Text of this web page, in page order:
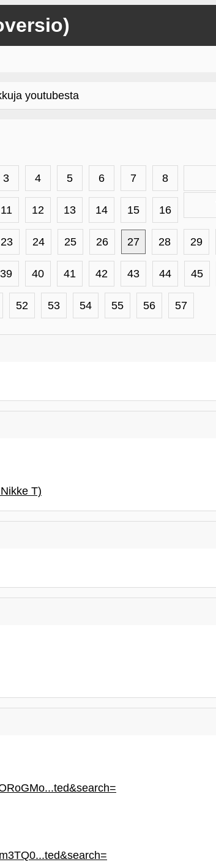
youtubesta
3 4 5 6 7 8
11 12 13 14 15 16
23 24 25 26 27 28 29
39 40 41 42 43 44 45
52 53 54 55 56 57
T)